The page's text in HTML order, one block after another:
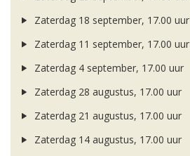
Zaterdag 18 september, 17.00 uur
Zaterdag 11 september, 17.00 uur
Zaterdag 4 september, 17.00 uur
Zaterdag 28 augustus, 17.00 uur
Zaterdag 21 augustus, 17.00 uur
Zaterdag 14 augustus, 17.00 uur